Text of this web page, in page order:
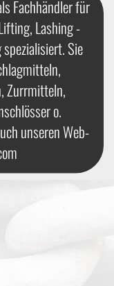
Fachhändler für
Lashing -
Sie
Zurrmitteln,
o.
unseren Web-